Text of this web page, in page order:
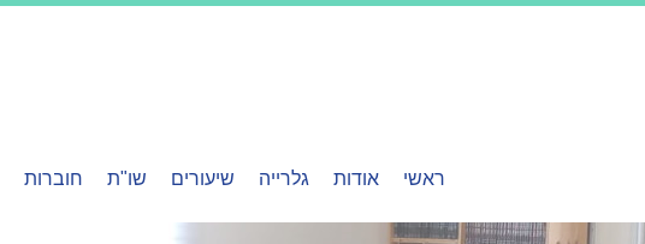
ראשי אודות גלרייה שיעורים שו"ת חוברות